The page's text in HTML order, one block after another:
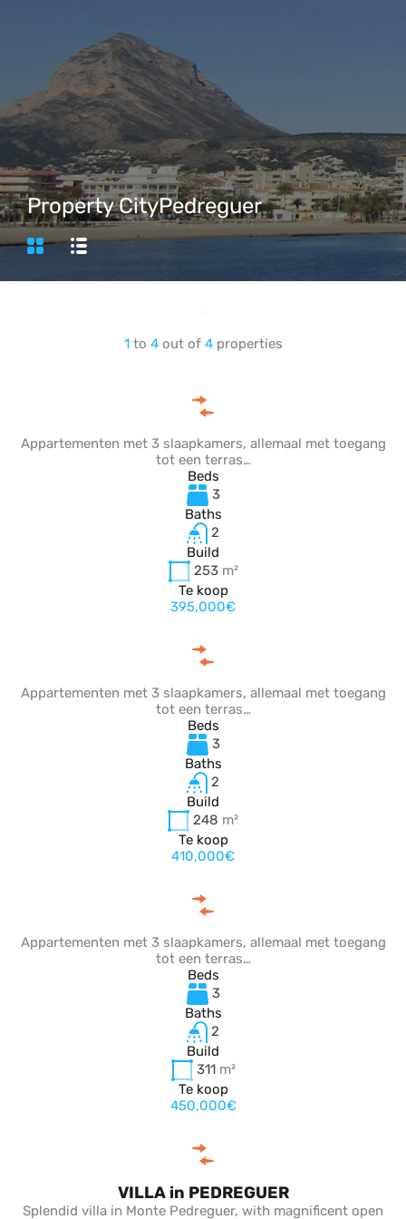
Property CityPedreguer
1 to 4 out of 4 properties
Appartementen met 3 slaapkamers, allemaal met toegang
tot een terras…
Beds
3
Baths
2
Build
253 m²
Te koop
395,000€
Appartementen met 3 slaapkamers, allemaal met toegang
tot een terras…
Beds
3
Baths
2
Build
248 m²
Te koop
410,000€
Appartementen met 3 slaapkamers, allemaal met toegang
tot een terras…
Beds
3
Baths
2
Build
311 m²
Te koop
450,000€
VILLA in PEDREGUER
Splendid villa in Monte Pedreguer, with magnificent open